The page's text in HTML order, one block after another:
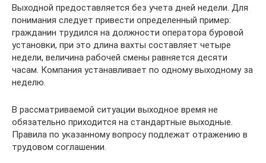
Выходной предоставляется без учета дней недели. Для
понимания следует привести определенный пример:
гражданин трудился на должности оператора буровой
установки, при это длина вахты составляет четыре
недели, величина рабочей смены равняется десяти
часам. Компания устанавливает по одному выходному за
неделю.
В рассматриваемой ситуации выходное время не
обязательно приходится на стандартные выходные.
Правила по указанному вопросу подлежат отражению в
трудовом соглашении.